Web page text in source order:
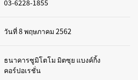
03-6228-1855
วันที่ 8 พฤษภาคม 2562
ธนาคารซูมิโตโม มิตซุย แบงค์กิ้ง
คอร์ปอเรชั่น